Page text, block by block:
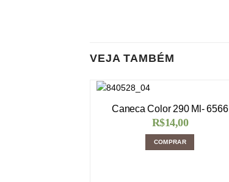
VEJA TAMBÉM
Caneca Color 290 Ml- 6566
R$14,00
COMPRAR